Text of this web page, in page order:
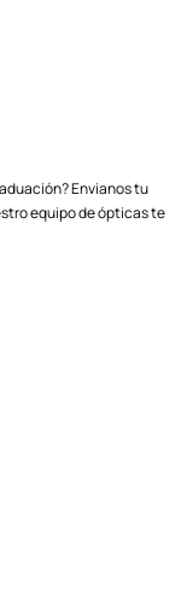
Envianos tu
equipo de ópticas te